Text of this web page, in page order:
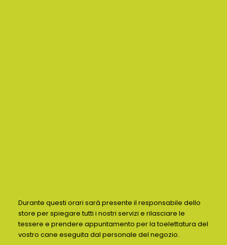
Durante questi orari sarà presente il responsabile dello
store per spiegare tutti i nostri servizi e rilasciare le
tessere e prendere appuntamento per la toelettatura del
vostro cane eseguita dal personale del negozio.